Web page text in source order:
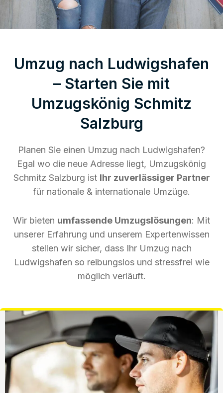
Umzug nach Ludwigshafen
– Starten Sie mit
Umzugskönig Schmitz
Salzburg
Planen Sie einen Umzug nach Ludwigshafen?
Egal wo die neue Adresse liegt, Umzugskönig
Schmitz Salzburg ist Ihr zuverlässiger Partner
für nationale & internationale Umzüge.
Wir bieten umfassende Umzugslösungen: Mit
unserer Erfahrung und unserem Expertenwissen
stellen wir sicher, dass Ihr Umzug nach
Ludwigshafen so reibungslos und stressfrei wie
möglich verläuft.